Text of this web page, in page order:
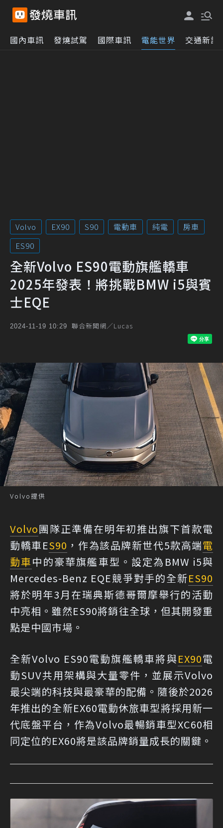
國內車訊 發燒試駕 國際車訊 電能世界 交通新訊
Volvo EX90 S90 電動車 純電
房車
ES90
全新Volvo ES90電動旗艦轎車
2025年發表！將挑戰BMW i5與賓
士EQE
2024-11-19 10:29 聯合新聞網／Lucas
Volvo提供
Volvo團隊正準備在明年初推出旗下首款電
動轎車ES90 ，作為該品牌新世代5款高端電
動車中的豪華旗艦車型。設定為BMW i5與
Mercedes-Benz EQE競爭對手的全新ES90
將於明年3月在瑞典斯德哥爾摩舉行的活動
中亮相。雖然ES90將銷往全球，但其開發重
點是中國市場。
全新Volvo ES90電動旗艦轎車將與EX90電
動SUV共用架構與大量零件，並展示Volvo
最尖端的科技與最豪華的配備。隨後於2026
年推出的全新EX60電動休旅車型將採用新一
代底盤平台，作為Volvo最暢銷車型XC60相
同定位的EX60將是該品牌銷量成長的關鍵。